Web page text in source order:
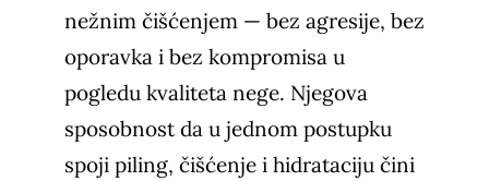
nežnim čišćenjem — bez agresije, bez
oporavka i bez kompromisa u
pogledu kvaliteta nege. Njegova
sposobnost da u jednom postupku
spoji piling, čišćenje i hidrataciju čini